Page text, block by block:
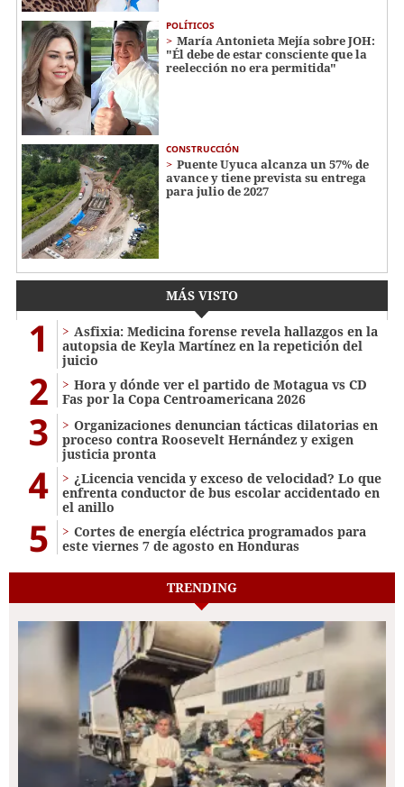
POLÍTICOS
María Antonieta Mejía sobre JOH:
"Él debe de estar consciente que la
reelección no era permitida"
CONSTRUCCIÓN
Puente Uyuca alcanza un 57% de
avance y tiene prevista su entrega
para julio de 2027
MÁS VISTO
1
Asfixia: Medicina forense revela hallazgos en la
autopsia de Keyla Martínez en la repetición del
juicio
2
Hora y dónde ver el partido de Motagua vs CD
Fas por la Copa Centroamericana 2026
3
Organizaciones denuncian tácticas dilatorias en
proceso contra Roosevelt Hernández y exigen
justicia pronta
4
¿Licencia vencida y exceso de velocidad? Lo que
enfrenta conductor de bus escolar accidentado en
el anillo
5
Cortes de energía eléctrica programados para
este viernes 7 de agosto en Honduras
TRENDING